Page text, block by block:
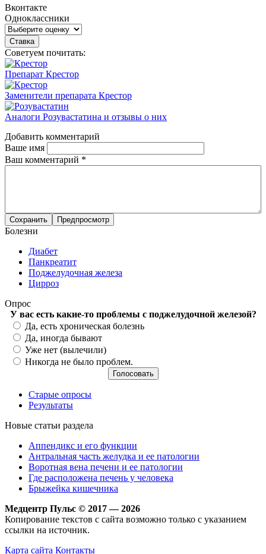
Вконтакте
Одноклассники
Советуем почитать:
Препарат Крестор
Заменители препарата Крестор
Аналоги Розувастатина и отзывы о них
Добавить комментарий
Ваше имя
Ваш комментарий *
Болезни
Диабет
Панкреатит
Поджелудочная железа
Цирроз
Опрос
У вас есть какие-то проблемы с поджелудочной железой?
Варианты
Да, есть хроническая болезнь
Да, иногда бывают
Уже нет (вылечили)
Никогда не было проблем.
Старые опросы
Результаты
Новые статьи раздела
Аппендикс и его функции
Антральная часть желудка и ее патологии
Воротная вена печени и ее патологии
Где расположена печень у человека
Брыжейка кишечника
Медцентр Пульс © 2017 — 2026
Копирование текстов с сайта возможно только с указанием
ссылки на источник.
Карта сайта Контакты